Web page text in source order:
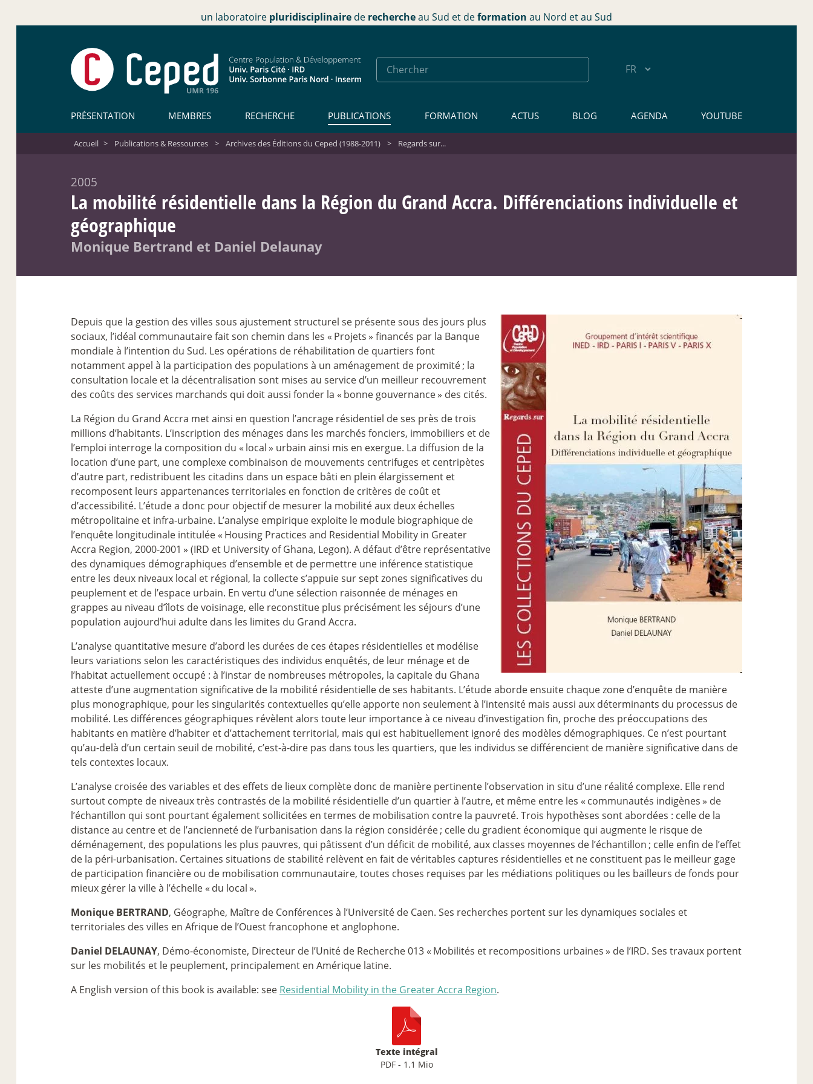
un laboratoire pluridisciplinaire de rechercheau Sud et deformation au Nord et au Sud
PRÉSENTATION MEMBRES RECHERCHE PUBLICATIONS FORMATION ACTUS BLOG AGENDA YOUTUBE
Accueil > Publications & Ressources > Archives des Éditions du Ceped (1988-2011) > Regards sur...
2005
La mobilité résidentielle dans la Région du Grand Accra. Différenciations individuelle et
géographique
Monique Bertrand et Daniel Delaunay
Depuis que la gestion des villes sous ajustement structurel se présente sous des jours plus
sociaux, l’idéal communautaire fait son chemin dans les « Projets» financés par la Banque
mondiale à l’intention du Sud. Les opérations de réhabilitation de quartiers font
notamment appel à la participation des populations à un aménagement de proximité; la
consultation locale et la décentralisation sont mises au service d’un meilleur recouvrement
des coûts des services marchands qui doit aussi fonder la « bonne gouvernance» des cités.
La Région du Grand Accra met ainsi en question l’ancrage résidentiel de ses près de trois
millions d’habitants. L’inscription des ménages dans les marchés fonciers, immobiliers et de
l’emploi interroge la composition du « local» urbain ainsi mis en exergue. La diffusion de la
location d’une part, une complexe combinaison de mouvements centrifuges et centripètes
d’autre part, redistribuent les citadins dans un espace bâti en plein élargissement et
recomposent leurs appartenances territoriales en fonction de critères de coût et
d’accessibilité. L’étude a donc pour objectif de mesurer la mobilité aux deux échelles
métropolitaine et infra-urbaine. L’analyse empirique exploite le module biographique de
l’enquête longitudinale intitulée « Housing Practices and Residential Mobility in Greater
Accra Region, 2000-2001 » (IRD et University of Ghana, Legon). A défaut d’être représentative
des dynamiques démographiques d’ensemble et de permettre une inférence statistique
entre les deux niveaux local et régional, la collecte s’appuie sur sept zones significatives du
peuplement et de l’espace urbain. En vertu d’une sélection raisonnée de ménages en
grappes au niveau d’îlots de voisinage, elle reconstitue plus précisément les séjours d’une
population aujourd’hui adulte dans les limites du Grand Accra.
L’analyse quantitative mesure d’abord les durées de ces étapes résidentielles et modélise
leurs variations selon les caractéristiques des individus enquêtés, de leur ménage et de
l’habitat actuellement occupé : à l’instar de nombreuses métropoles, la capitale du Ghana
atteste d’une augmentation significative de la mobilité résidentielle de ses habitants. L’étude aborde ensuite chaque zone d’enquête de manière
plus monographique, pour les singularités contextuelles qu’elle apporte non seulement à l’intensité mais aussi aux déterminants du processus de
mobilité. Les différences géographiques révèlent alors toute leur importance à ce niveau d’investigation fin, proche des préoccupations des
habitants en matière d’habiter et d’attachement territorial, mais qui est habituellement ignoré des modèles démographiques. Ce n’est pourtant
qu’au-delà d’un certain seuil de mobilité, c’est-à-dire pas dans tous les quartiers, que les individus se différencient de manière significative dans de
tels contextes locaux.
L’analyse croisée des variables et des effets de lieux complète donc de manière pertinente l’observation in situ d’une réalité complexe. Elle rend
surtout compte de niveaux très contrastés de la mobilité résidentielle d’un quartier à l’autre, et même entre les « communautés indigènes» de
l’échantillon qui sont pourtant également sollicitées en termes de mobilisation contre la pauvreté. Trois hypothèses sont abordées : celle de la
distance au centre et de l’ancienneté de l’urbanisation dans la région considérée; celle du gradient économique qui augmente le risque de
déménagement, des populations les plus pauvres, qui pâtissent d’un déficit de mobilité, aux classes moyennes de l’échantillon ; celle enfin de l’effet
de la péri-urbanisation. Certaines situations de stabilité relèvent en fait de véritables captures résidentielles et ne constituent pas le meilleur gage
de participation financière ou de mobilisation communautaire, toutes choses requises par les médiations politiques ou les bailleurs de fonds pour
mieux gérer la ville à l’échelle « du local».
Monique BERTRAND, Géographe, Maître de Conférences à l’Université de Caen. Ses recherches portent sur les dynamiques sociales et
territoriales des villes en Afrique de l’Ouest francophone et anglophone.
Daniel DELAUNAY, Démo-économiste, Directeur de l’Unité de Recherche 013 « Mobilités et recompositions urbaines» de l’IRD. Ses travaux portent
sur les mobilités et le peuplement, principalement en Amérique latine.
A English version of this book is available: see Residential Mobility in the Greater Accra Region.
Texte intégral
PDF - 1.1 Mio